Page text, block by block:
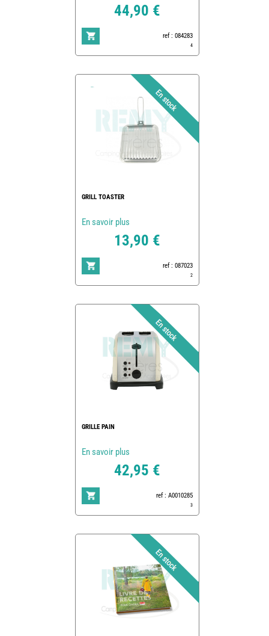
44,90 €
ref : 084283
4
GRILL TOASTER
En savoir plus
13,90 €
ref : 087023
2
GRILLE PAIN
En savoir plus
42,95 €
ref : A0010285
3